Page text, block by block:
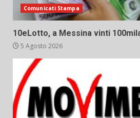
Comunicati Stampa
10eLotto, a Messina vinti
5 Agosto 2026